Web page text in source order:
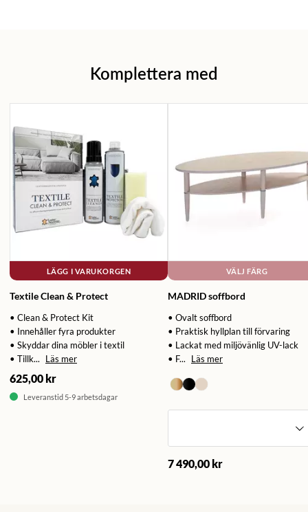
Komplettera med
LÄGG I VARUKORGEN
Textile Clean & Protect
• Clean & Protect Kit
• Innehåller fyra produkter
• Skyddar dina möbler i textil
• Tillk...
Läs mer
625,00 kr
Leveranstid 5-9 arbetsdagar
VÄLJ FÄRG
MADRID soffbord
• Ovalt soffbord
• Praktisk hyllplan till förvaring
• Lackat med miljövänlig UV-lack
• F...
Läs mer
7 490,00 kr